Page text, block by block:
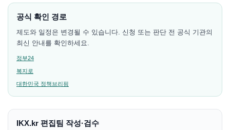
공식 확인 경로
제도와 일정은 변경될 수 있습니다. 신청 또는 판단 전 공식 기관의
최신 안내를 확인하세요.
정부24
복지로
대한민국 정책브리핑
IKX.kr 편집팀 작성·검수